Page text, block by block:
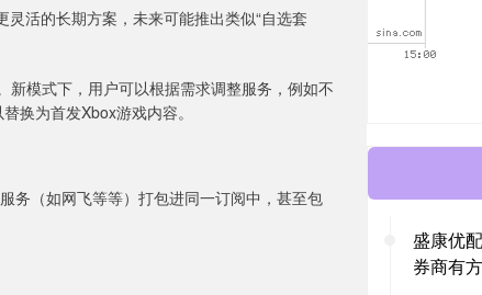
活的长期方案，未来可能推出类似“自选套
新模式下，用户可以根据需求调整服务，例如不
换为首发Xbox游戏内容。
务（如网飞等等）打包进同一订阅中，甚至包
盛康优
券商有